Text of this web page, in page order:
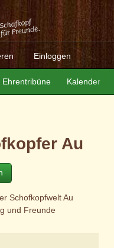
Einloggen
Ehrentribüne Kalender
Au
Schofkopfwelt Au
und Freunde